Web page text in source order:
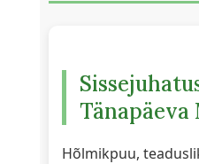
Tänapäeva
Hõlmikpuu,